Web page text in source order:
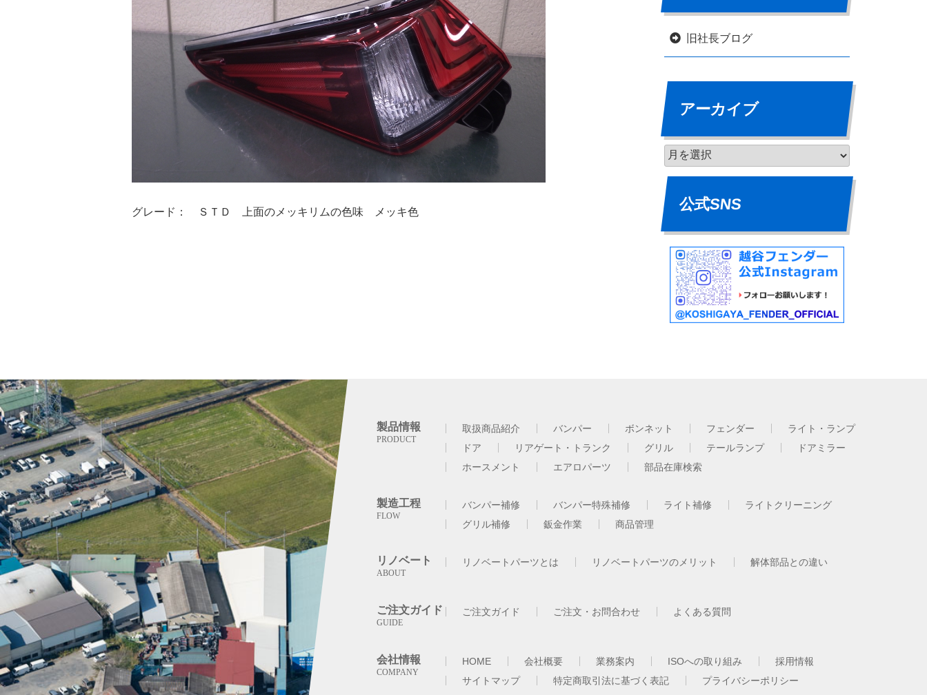
グレード： ＳＴＤ 上面のメッキリムの色味 メッキ色
旧社長ブログ
アーカイブ
公式SNS
製品情報 取扱商品紹介 バンパー ボンネット フェンダー
ライト・ランプ
ドア
リアゲート・トランク グリル テールランプ
ドアミラー
ホースメント
エアロパーツ 部品在庫検索
製造工程 バンパー補修 バンパー特殊補修 ライト補修
ライトクリーニング
グリル補修
鈑金作業 商品管理
リノベート リノベートパーツとは リノベートパーツのメリット 解体部品との違い
ご注文ガイド ご注文ガイド ご注文・お問合わせ よくある質問
会社情報 HOME 会社概要 業務案内 ISOへの取り組み
採用情報
サイトマップ
特定商取引法に基づく表記 プライバシーポリシー